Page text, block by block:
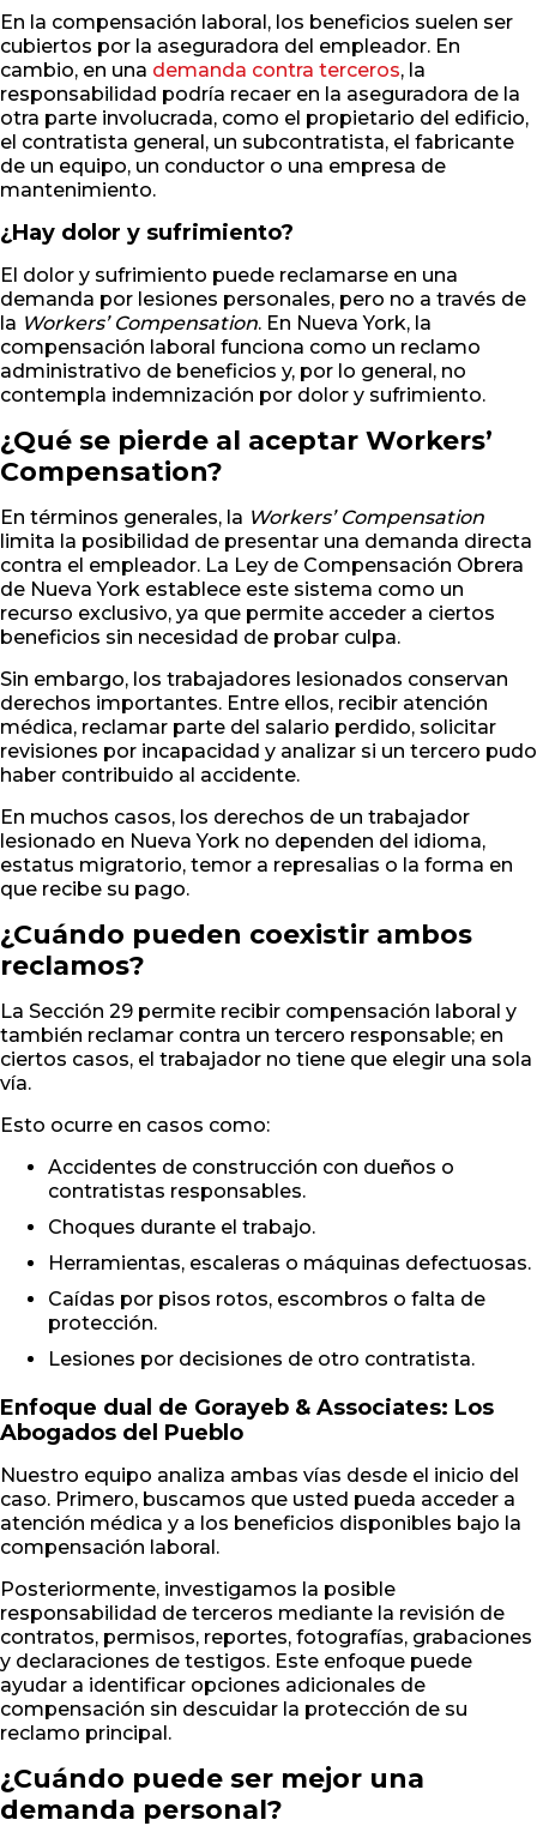
En la compensación laboral, los beneficios suelen ser
cubiertos por la aseguradora del empleador. En
cambio, en una demanda contra terceros, la
responsabilidad podría recaer en la aseguradora de la
otra parte involucrada, como el propietario del edificio,
el contratista general, un subcontratista, el fabricante
de un equipo, un conductor o una empresa de
mantenimiento.
¿Hay dolor y sufrimiento?
El dolor y sufrimiento puede reclamarse en una
demanda por lesiones personales, pero no a través de
la Workers’ Compensation. En Nueva York, la
compensación laboral funciona como un reclamo
administrativo de beneficios y, por lo general, no
contempla indemnización por dolor y sufrimiento.
¿Qué se pierde al aceptar Workers’
Compensation?
En términos generales, la Workers’ Compensation
limita la posibilidad de presentar una demanda directa
contra el empleador. La Ley de Compensación Obrera
de Nueva York establece este sistema como un
recurso exclusivo, ya que permite acceder a ciertos
beneficios sin necesidad de probar culpa.
Sin embargo, los trabajadores lesionados conservan
derechos importantes. Entre ellos, recibir atención
médica, reclamar parte del salario perdido, solicitar
revisiones por incapacidad y analizar si un tercero pudo
haber contribuido al accidente.
En muchos casos, los derechos de un trabajador
lesionado en Nueva York no dependen del idioma,
estatus migratorio, temor a represalias o la forma en
que recibe su pago.
¿Cuándo pueden coexistir ambos
reclamos?
La Sección 29 permite recibir compensación laboral y
también reclamar contra un tercero responsable; en
ciertos casos, el trabajador no tiene que elegir una sola
vía.
Esto ocurre en casos como:
Accidentes de construcción con dueños o
contratistas responsables.
Choques durante el trabajo.
Herramientas, escaleras o máquinas defectuosas.
Caídas por pisos rotos, escombros o falta de
protección.
Lesiones por decisiones de otro contratista.
Enfoque dual de Gorayeb & Associates: Los
Abogados del Pueblo
Nuestro equipo analiza ambas vías desde el inicio del
caso. Primero, buscamos que usted pueda acceder a
atención médica y a los beneficios disponibles bajo la
compensación laboral.
Posteriormente, investigamos la posible
responsabilidad de terceros mediante la revisión de
contratos, permisos, reportes, fotografías, grabaciones
y declaraciones de testigos. Este enfoque puede
ayudar a identificar opciones adicionales de
compensación sin descuidar la protección de su
reclamo principal.
¿Cuándo puede ser mejor una
demanda personal?